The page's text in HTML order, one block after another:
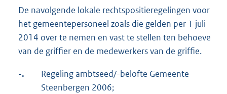
De navolgende lokale rechtspositieregelingen voor
het gemeentepersoneel zoals die gelden per 1 juli
2014 over te nemen en vast te stellen ten behoeve
van de griffier en de medewerkers van de griffie.
-.
Regeling ambtseed/-belofte Gemeente
Steenbergen 2006;